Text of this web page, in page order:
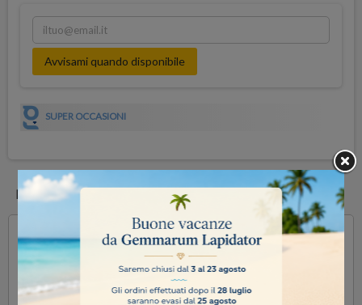
Avvisami quando disponibile
SUPER OCCASIONI
DESCRIZIONE
Disco magnetico diamantato per lapidelli con base a componente
ferrosa, pieghevole per una rapida e semplice rimozione o
sostituzione dalla base.
Ideale per tutte le fasi di lavorazione anche su grandi superfici piane.